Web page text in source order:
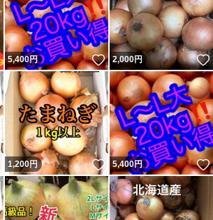
いいね！
5,400円 いいね！
2,000円
いいね！
1,200円 いいね！
5,400円